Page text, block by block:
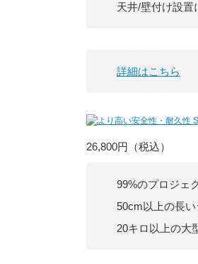
天井/壁付け設置
詳細はこちら
26,800円 （税込）
99%のプロジェ
50cm以上の長
20キロ以上の大